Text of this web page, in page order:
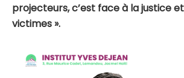
projecteurs, c’est face à la justice
victimes ».